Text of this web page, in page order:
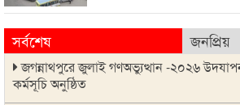
সর্বশেষ জনপ্রিয়
জগন্নাথপুরে জুলাই গণঅভ্যুত্থান -২০২৬
কর্মসূচি অনুষ্ঠিত